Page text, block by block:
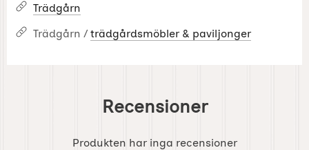
Trädgårn
Trädgårn / trädgårdsmöbler & paviljonger
Recensioner
Produkten har inga recensioner